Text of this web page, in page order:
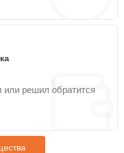
или решил обратится